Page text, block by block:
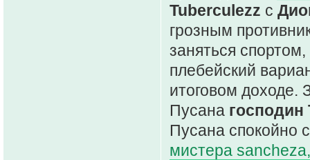
Tuberculezz с
грозным
заняться
плебейский
итоговом доходе.
Пусана господин
Пусана спокойно
мистера sanchezа,